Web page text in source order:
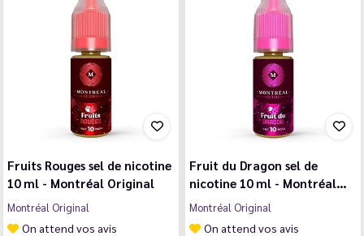
Fruits Rouges sel de nicotine
10 ml - Montréal Original
Montréal Original
On attend vos avis
Fruit du Dragon sel de
nicotine 10 ml - Montréal…
Montréal Original
On attend vos avis